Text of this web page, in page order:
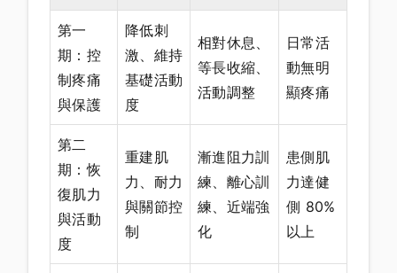
第一
期：控
制疼痛
與保護
降低刺
激、維持
基礎活動
度
相對休息、
等長收縮、
活動調整
日常活
動無明
顯疼痛
第二
期：恢
復肌力
與活動
度
重建肌
力、耐力
與關節控
制
漸進阻力訓
練、離心訓
練、近端強
化
患側肌
力達健
側 80%
以上